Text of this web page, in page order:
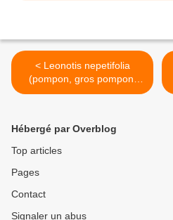
< Leonotis nepetifolia
(pompon, gros pompon,
pompon soda)
Hébergé par Overblog
Top articles
Pages
Contact
Signaler un abus